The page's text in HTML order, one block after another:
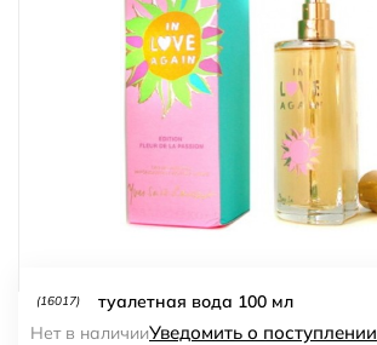
(16017)
туалетная вода 100 мл
Нет в наличииУведомить о поступлении